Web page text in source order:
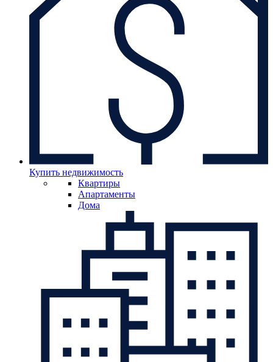
Купить недвижимость
Квартиры
Апартаменты
Дома